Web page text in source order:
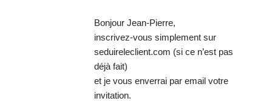
Bonjour Jean-Pierre,
inscrivez-vous simplement sur
seduireleclient.com (si ce n’est pas
déjà fait)
et je vous enverrai par email votre
invitation.